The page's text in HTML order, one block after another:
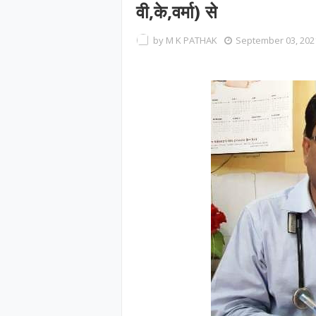
वी,के,वर्मा) से
by M K PATHAK September 03,